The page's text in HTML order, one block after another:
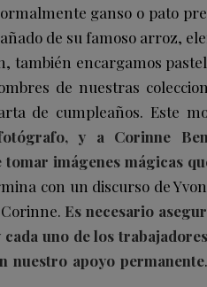
ganso o pato
de su famoso arroz,
también encargamos
de nuestras
de cumpleaños. Este
y a Corinne
imágenes mágicas
con un discurso de
Es necesario
uno de los
nuestro apoyo permanente